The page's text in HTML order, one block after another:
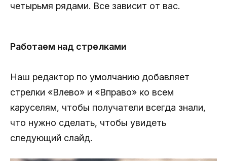
четырьмя рядами. Все зависит от вас.
Работаем над стрелками
Наш редактор по умолчанию добавляет
стрелки «Влево» и «Вправо» ко всем
каруселям, чтобы получатели всегда знали,
что нужно сделать, чтобы увидеть
следующий слайд.